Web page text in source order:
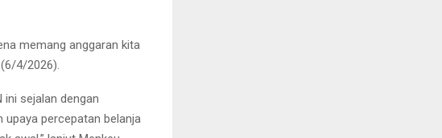
memang anggaran kita
4/2026).
ini sejalan dengan
upaya percepatan belanja